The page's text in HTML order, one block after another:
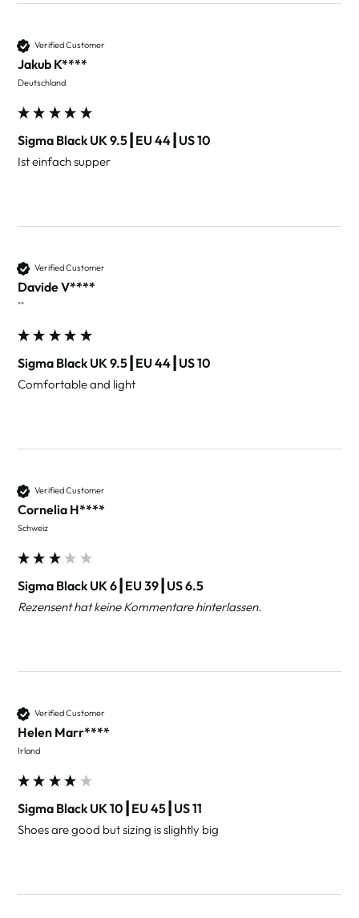
Verified Customer
Jakub K****
Deutschland
Sigma Black UK 9.5┃EU 44┃US 10
Ist einfach supper
Verified Customer
Davide V****
""
Sigma Black UK 9.5┃EU 44┃US 10
Comfortable and light
Verified Customer
Cornelia H****
Schweiz
Sigma Black UK 6┃EU 39┃US 6.5
Rezensent hat keine Kommentare hinterlassen.
Verified Customer
Helen Marr****
Irland
Sigma Black UK 10┃EU 45┃US 11
Shoes are good but sizing is slightly big